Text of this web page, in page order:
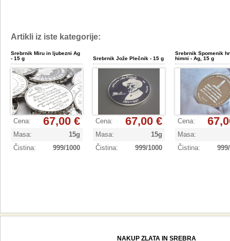
Artikli iz iste kategorije:
Srebrnik Miru in ljubezni Ag
- 15 g
Cena: 67,00 €
Masa:
15g
Čistina: 999/1000
Srebrnik Jože Plečnik - 15 g
Cena: 67,00 €
Masa:
15g
Čistina: 999/1000
Srebrnik Spomenik
himni - Ag, 15 g
Cena:
Masa:
Čistina:
NAKUP ZLATA IN SREBRA